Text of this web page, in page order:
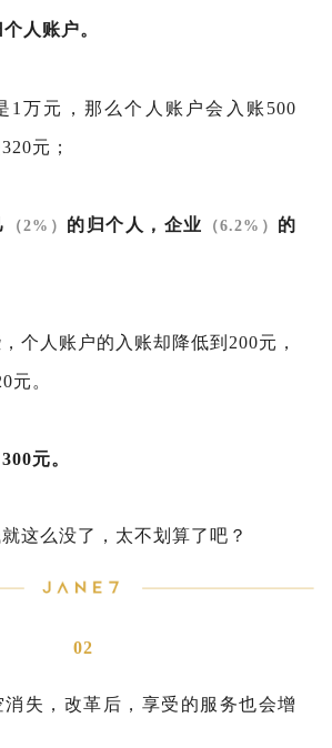
人账户。
1万元，那么个人账户会入账500
元；
（2%） 的归个人，企业 （6.2%） 的
个人账户的入账却降低到200元，
元。
元。
这么没了，太不划算了吧？
02
失，改革后，享受的服务也会增